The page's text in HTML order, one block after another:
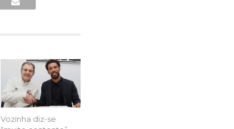
Vozinha diz-se